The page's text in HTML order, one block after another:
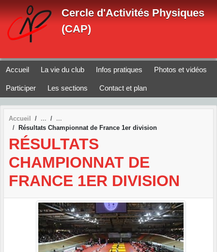
Cercle d'Activités Physiques
(CAP)
Accueil La vie du club Infos pratiques Photos et vidéos
Participer Les sections Contact et plan
Accueil
Résultats Championnat de France 1er division
RÉSULTATS
CHAMPIONNAT DE
FRANCE 1ER DIVISION
Panneau de gestion des cookies